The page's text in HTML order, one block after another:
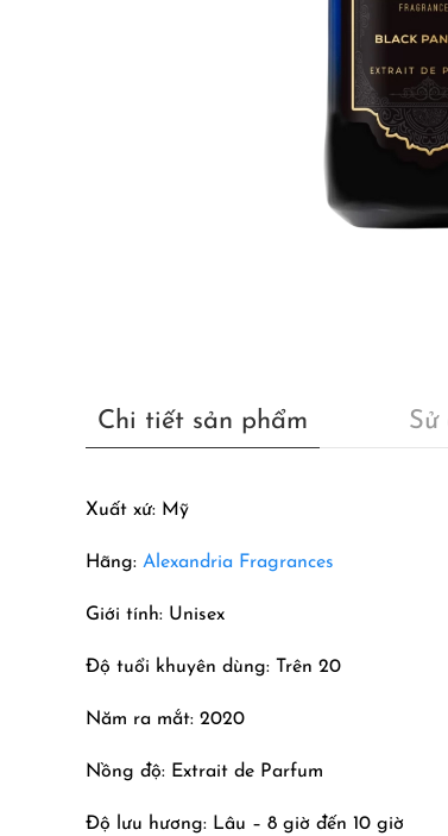
Chi tiết sản phẩm Sử
Xuất xứ: Mỹ
Hãng: Alexandria Fragrances
Giới tính: Unisex
Độ tuổi khuyên dùng: Trên 20
Năm ra mắt: 2020
Nồng độ: Extrait de Parfum
Độ lưu hương: Lâu – 8 giờ đến 10 giờ